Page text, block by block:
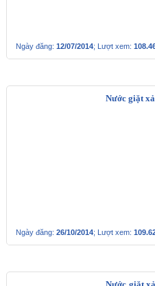
Ngày đăng: 12/07/2014; Lượt xem:
Ngày đăng: 26/10/2014; Lượt xem: